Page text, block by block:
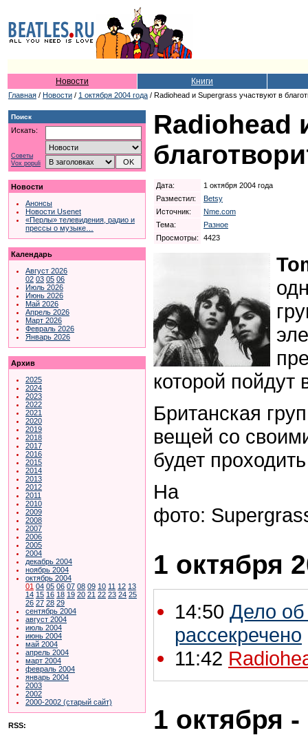
Новости Книги
Главная / Новости / 1 октября 2004 года / Radiohead и Supergrass участвуют в
Поиск
Искать:
Советы
Vox populi
Новости
Анонсы
Новости Usenet
«Перлы» телевидения, радио и
прессы о музыке…
Календарь
Август 2026
02 03 05 06
Июль 2026
Июнь 2026
Май 2026
Апрель 2026
Март 2026
Февраль 2026
Январь 2026
Архив
2025
2024
2023
2022
2021
2020
2019
2018
2017
2016
2015
2014
2013
2012
2011
2010
2009
2008
2007
2006
2005
2004
декабрь 2004
ноябрь 2004
октябрь 2004
01 04 05 06 07 08 09 10 11 12 13
14 15 16 18 19 20 21 22 23 24 25
26 27 28 29
сентябрь 2004
август 2004
июль 2004
июнь 2004
май 2004
апрель 2004
март 2004
февраль 2004
январь 2004
2003
2002
2000-2002 (старый сайт)
RSS:
Radiohead
Дата:
1 октября 2004 года
Разместил:
Betsy
Источник:
Nme.com
Тема:
Разное
Просмотры:
4423
которой пойдут
Британская
вещей со
будет
На
фото:
1 октября
14:50 Дело об
рассекречено
11:42
1 октября